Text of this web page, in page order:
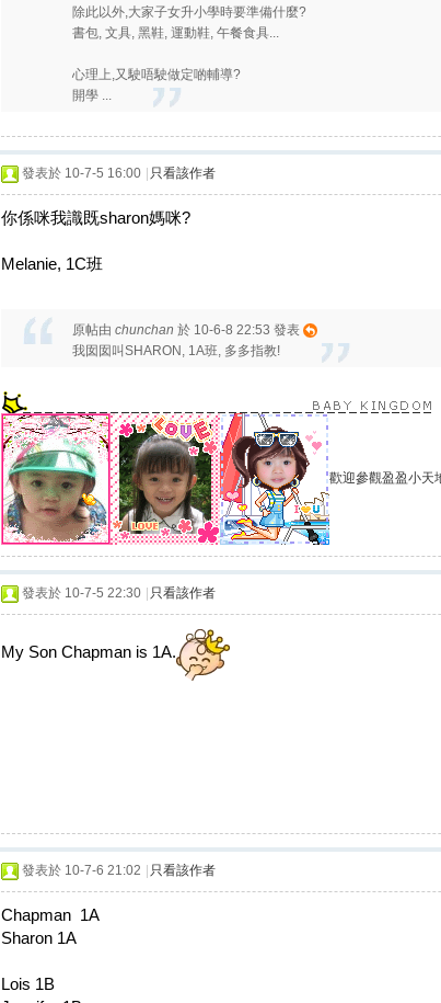
除此以外,大家子女升小學時要準備什麼?
書包, 文具, 黑鞋, 運動鞋, 午餐食具...
心理上,又駛唔駛做定啲輔導?
開學 ...
發表於 10-7-5 16:00 只看該作者
你係咪我識既sharon媽咪?
Melanie, 1C班
原帖由 chunchan 於 10-6-8 22:53 發表
我囡囡叫SHARON, 1A班, 多多指教!
歡迎參觀盈盈小
發表於 10-7-5 22:30 只看該作者
My Son Chapman is 1A.
發表於 10-7-6 21:02 只看該作者
Chapman 1A
Sharon 1A
Lois 1B